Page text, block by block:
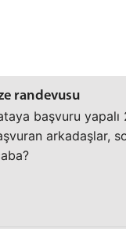
randevusu
başvuru
arkadaşlar,